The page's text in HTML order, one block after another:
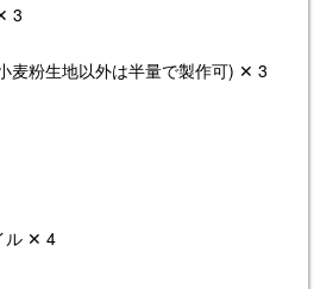
3
麦粉生地以外は半量で製作可) ✕ 3
ル ✕ 4